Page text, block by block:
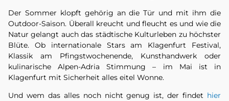
Der Sommer klopft gehörig an die Tür und mit ihm die
Outdoor-Saison. Überall kreucht und fleucht es und wie die
Natur gelangt auch das städtische Kulturleben zu höchster
Blüte. Ob internationale Stars am Klagenfurt Festival,
Klassik am Pfingstwochenende, Kunsthandwerk oder
kulinarische Alpen-Adria Stimmung – im Mai ist in
Klagenfurt mit Sicherheit alles eitel Wonne.
Und wem das alles noch nicht genug ist, der findet hier